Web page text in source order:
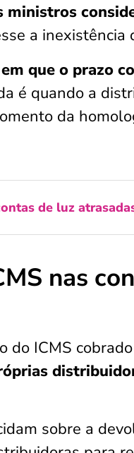
ministros
a inexistência
que o prazo
é quando a
da
de luz
nas
do ICMS cobrado
sobre a